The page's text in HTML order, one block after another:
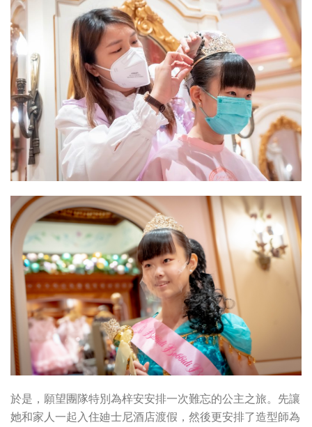
於是，願望團隊特別為梓安安排一次難忘的公主之旅。先讓
她和家人一起入住廸士尼酒店渡假，然後更安排了造型師為